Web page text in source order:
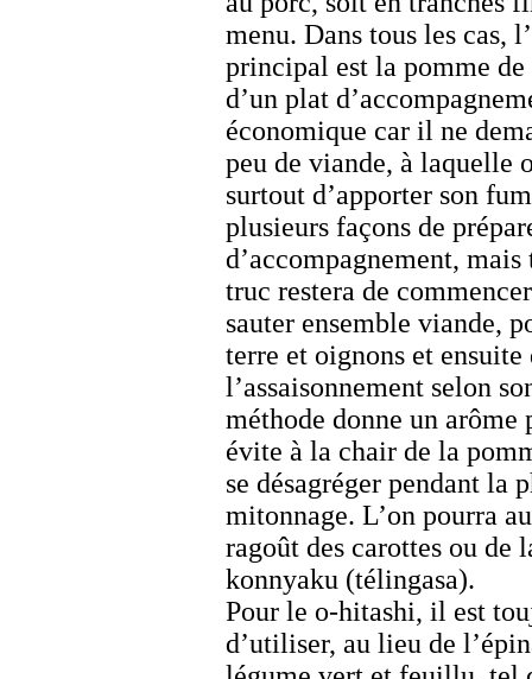
menu. Dans tous les cas,
principal est la pomme
d’un plat
économique car il ne
peu de viande, à laquelle
surtout d’apporter son
plusieurs façons de
d’accompagnement,
truc restera de
sauter ensemble viande,
terre et oignons et ensuite
l’assaisonnement selon
méthode donne un arôme
évite à la chair de la
se désagréger pendant la
mitonnage. L’on pourra
ragoût des carottes ou de
konnyaku (télingasa).
Pour le o-hitashi, il est
d’utiliser, au lieu de